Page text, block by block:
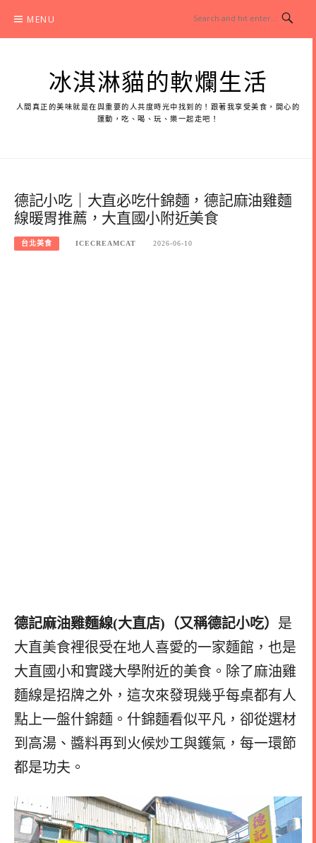
content
MENU
冰淇淋貓的軟爛生活
人間真正的美味就是在與重要的人共度時光中找到的！跟著我享受美食，開心的
運動，吃、喝、玩、樂一起走吧！
德記小吃｜大直必吃什錦麵，德記麻油雞麵
線暖胃推薦，大直國小附近美食
台北美食 ICECREAMCAT 2026-06-10
德記麻油雞麵線(大直店)（又稱德記小吃） 是
大直美食裡很受在地人喜愛的一家麵館，也是
大直國小和實踐大學附近的美食。除了麻油雞
麵線是招牌之外，這次來發現幾乎每桌都有人
點上一盤什錦麵。什錦麵看似平凡，卻從選材
到高湯、醬料再到火候炒工與鑊氣，每一環節
都是功夫。